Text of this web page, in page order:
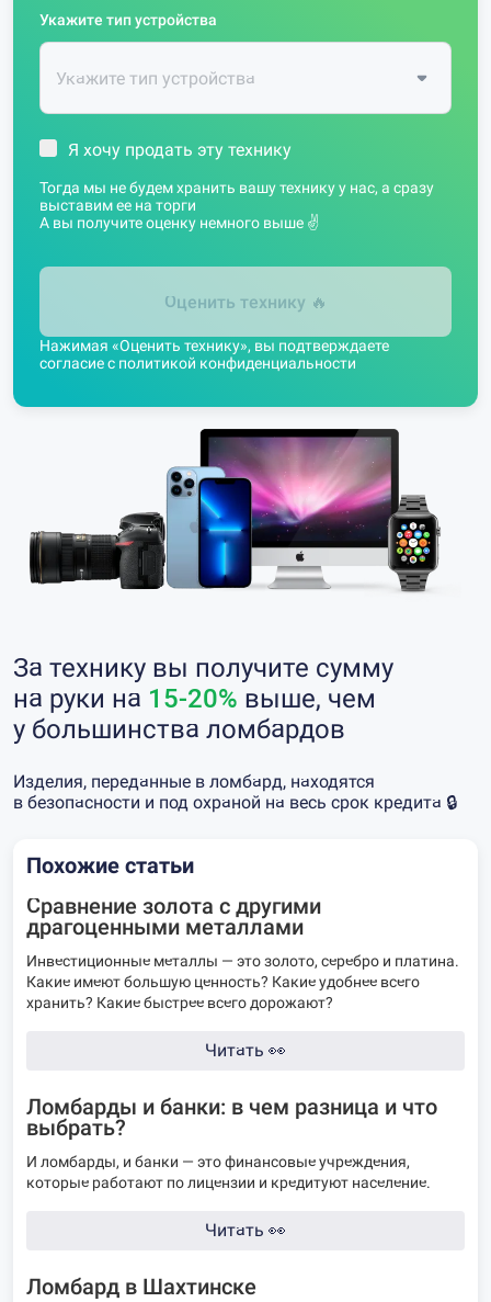
Укажите тип устройства
Я хочу продать эту технику
Тогда мы не будем хранить вашу технику у нас, а сразу
выставим ее на торги
А вы получите оценку немного выше ✌️
Оценить технику 🔥
Нажимая «Оценить технику», вы подтверждаете
согласие с политикой конфиденциальности
За технику вы получите сумму
на руки на 15-20% выше, чем
у большинства ломбардов
Изделия, переданные в ломбард, находятся
в безопасности и под охраной на весь срок кредита 🔒
Похожие статьи
Сравнение золота с другими
драгоценными металлами
Инвестиционные металлы — это золото, серебро и платина.
Какие имеют большую ценность? Какие удобнее всего
хранить? Какие быстрее всего дорожают?
Читать 👀
Ломбарды и банки: в чем разница и что
выбрать?
И ломбарды, и банки — это финансовые учреждения,
которые работают по лицензии и кредитуют население.
Читать 👀
Ломбард в Шахтинске